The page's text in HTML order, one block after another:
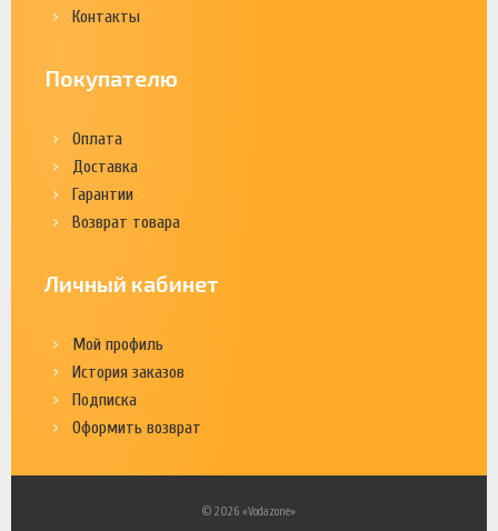
Контакты
Покупателю
Оплата
Доставка
Гарантии
Возврат товара
Личный кабинет
Мой профиль
История заказов
Подписка
Оформить возврат
© 2026 «Vodazone»